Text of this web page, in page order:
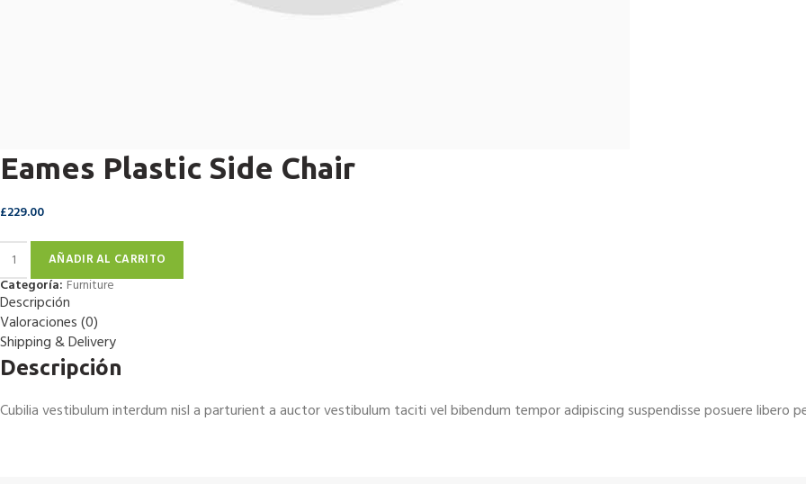
Eames Plastic Side Chair
£229.00
Eames Plastic Side Chair cantidad
AÑADIR AL CARRITO
Categoría:Furniture
Descripción
Valoraciones (0)
Shipping & Delivery
Descripción
Cubilia vestibulum interdum nisl a parturient a auctor vestibulum taciti vel bibendum tempor adipiscing suspendisse posuere libero